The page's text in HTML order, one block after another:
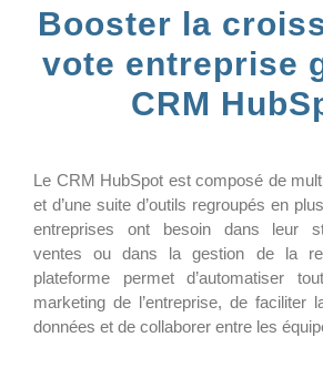
Booster la
vote entreprise
CRM
Le CRM HubSpot est composé de
et d’une suite d’outils regroupés en
entreprises ont besoin dans leur
ventes ou dans la gestion de la
plateforme permet d’automatiser
marketing de l’entreprise, de faciliter
données et de collaborer entre les